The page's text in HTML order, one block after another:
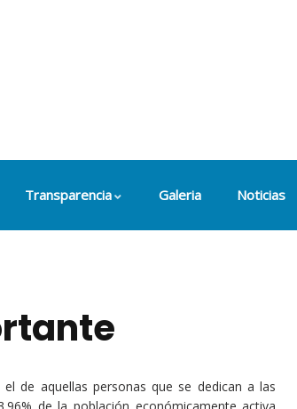
Transparencia Galeria Noticias
de aquellas personas que se dedican a las